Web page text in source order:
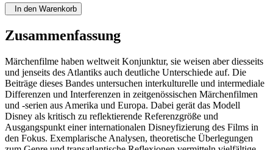
In den Warenkorb
Zusammenfassung
Märchenfilme haben weltweit Konjunktur, sie weisen aber diesseits
und jenseits des Atlantiks auch deutliche Unterschiede auf. Die
Beiträge dieses Bandes untersuchen interkulturelle und intermediale
Differenzen und Interferenzen in zeitgenössischen Märchenfilmen
und -serien aus Amerika und Europa. Dabei gerät das Modell
Disney als kritisch zu reflektierende Referenzgröße und
Ausgangspunkt einer internationalen Disneyfizierung des Films in
den Fokus. Exemplarische Analysen, theoretische Überlegungen